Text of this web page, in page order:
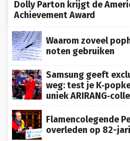
Achievement Award
noten gebruiken
weg: test je
uniek
overleden op 82-